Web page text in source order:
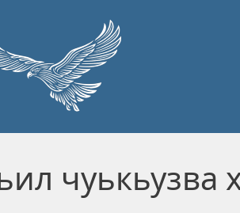
чуькьузва